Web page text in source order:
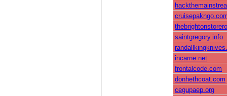
saintgregory.info
incarne.net
frontalcode.com
donhethcoat.com
cegupaep.org